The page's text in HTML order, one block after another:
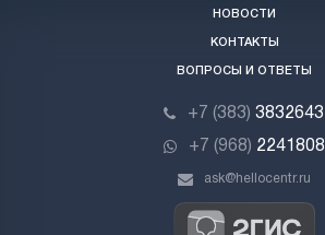
НОВОСТИ
КОНТАКТЫ
ВОПРОСЫ И ОТВЕТЫ
+7 (383) 3832643
+7 (968) 2241808
ask@hellocentr.ru